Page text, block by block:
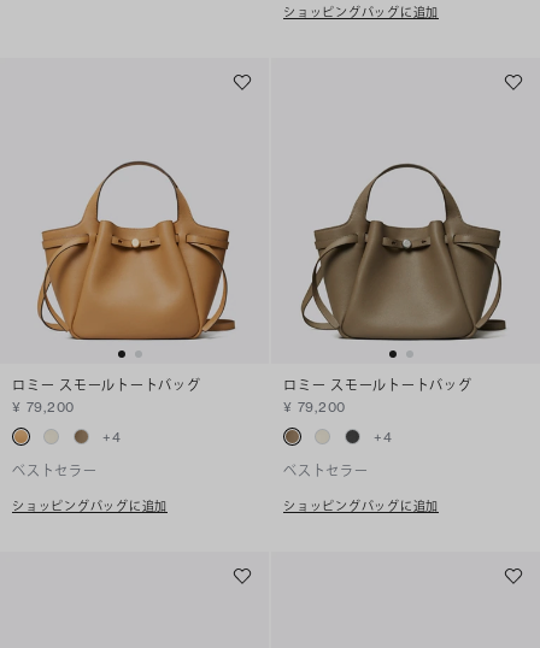
ショッピングバッグに追加
ロミー スモールトートバッグ
¥ 79,200
+4
ベストセラー
ショッピングバッグに追加
ロミー スモールトートバッグ
¥ 79,200
+4
ベストセラー
ショッピングバッグに追加